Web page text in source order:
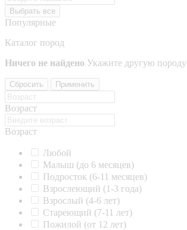
Выбрать все
Популярные
Каталог пород
Ничего не найдено Укажите другую породу
Сбросить Применить
Возраст
Возраст
Любой
Малыш (до 6 месяцев)
Подросток (6-11 месяцев)
Взрослеющий (1-3 года)
Взрослый (4-6 лет)
Стареющий (7-11 лет)
Пожилой (от 12 лет)